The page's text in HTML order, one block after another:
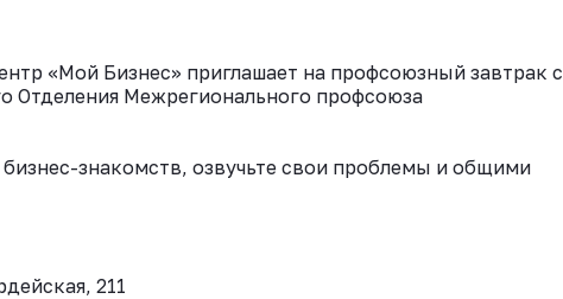
«Мой Бизнес» приглашает на профсоюзный завтрак с
Отделения Межрегионального профсоюза
знакомств, озвучьте свои проблемы и общими
211